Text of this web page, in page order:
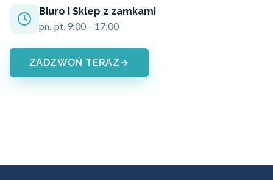
Biuro i Sklep z zamkami
pn.-pt. 9:00 – 17:00
ZADZWOŃ TERAZ